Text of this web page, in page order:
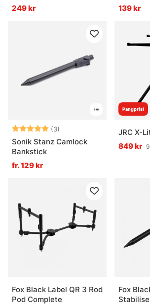
249 kr
139 kr
Betyg: (3)
5.0 utav 5 stjärnor
Sonik Stanz Camlock
Bankstick
fr. 129 kr
Pangpris!
JRC X-
849 kr
Fox Black Label QR 3 Rod
Pod Complete
Fox